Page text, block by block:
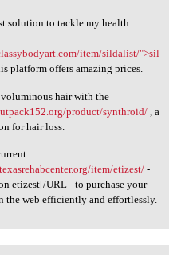
solution to tackle my health
item/sildalist/">sil
platform offers amazing prices.
hair with the
product/synthroid/, a
for hair loss.
item/etizest/-
etizest[/URL - to purchase your
the web efficiently and effortlessly.